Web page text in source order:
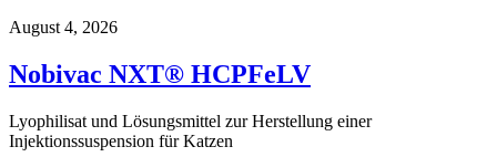
August 4, 2026
Nobivac NXT® HCPFeLV
Lyophilisat und Lösungsmittel zur Herstellung einer
Injektionssuspension für Katzen